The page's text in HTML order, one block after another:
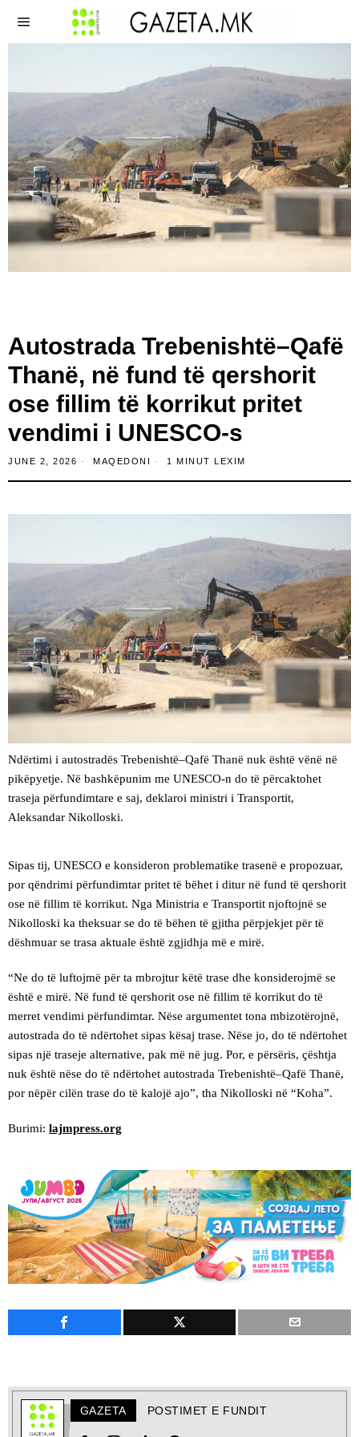
Autostrada Trebenishtë–Qafë
Thanë, në fund të qershorit
ose fillim të korrikut pritet
vendimi i UNESCO-s
JUNE 2, 2026 MAQEDONI 1 MINUT LEXIM
Ndërtimi i autostradës Trebenishtë–Qafë Thanë nuk është vënë në
pikëpyetje. Në bashkëpunim me UNESCO-n do të përcaktohet
traseja përfundimtare e saj, deklaroi ministri i Transportit,
Aleksandar Nikolloski.
Sipas tij, UNESCO e konsideron problematike trasenë e propozuar,
por qëndrimi përfundimtar pritet të bëhet i ditur në fund të qershorit
ose në fillim të korrikut. Nga Ministria e Transportit njoftojnë se
Nikolloski ka theksuar se do të bëhen të gjitha përpjekjet për të
dëshmuar se trasa aktuale është zgjidhja më e mirë.
“Ne do të luftojmë për ta mbrojtur këtë trase dhe konsiderojmë se
është e mirë. Në fund të qershorit ose në fillim të korrikut do të
merret vendimi përfundimtar. Nëse argumentet tona mbizotërojnë,
autostrada do të ndërtohet sipas kësaj trase. Nëse jo, do të ndërtohet
sipas një traseje alternative, pak më në jug. Por, e përsëris, çështja
nuk është nëse do të ndërtohet autostrada Trebenishtë–Qafë Thanë,
por nëpër cilën trase do të kalojë ajo”, tha Nikolloski në “Koha”.
Burimi: lajmpress.org
GAZETA POSTIMET E FUNDIT